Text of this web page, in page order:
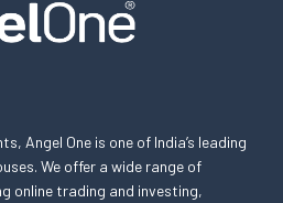
Angel One is one of India’s leading
We offer a wide range of
online trading and investing,